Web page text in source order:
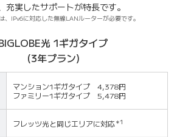
充実したサポートが特長です。
、IPv6に対応した無線LANルーターが必要です。
光 1ギガタイプ
(3年プラン)
マンション1ギガタイプ 4,378円
ファミリー1ギガタイプ 5,478円
フレッツ光と同じエリアに対応 ＊1